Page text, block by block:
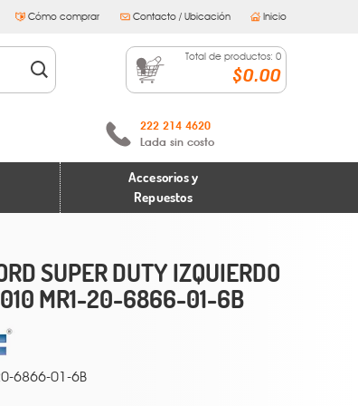
Cómo comprar Contacto / Ubicación Inicio
Total de productos: 0
$0.00
222 214 4620
Lada sin costo
Accesorios y
Repuestos
SUPER DUTY IZQUIERDO
MR1-20-6866-01-6B
6866-01-6B